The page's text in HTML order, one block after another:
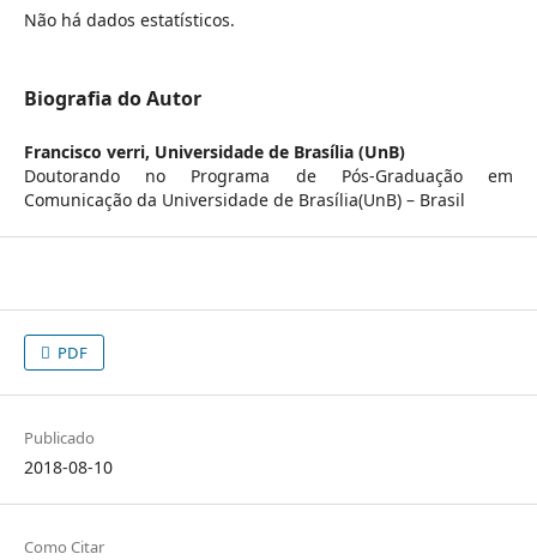
Não há dados estatísticos.
Biografia do Autor
Francisco verri, Universidade de Brasília (UnB)
Doutorando no Programa de Pós-Graduação em
Comunicação da Universidade de Brasília(UnB) – Brasil
PDF
Publicado
2018-08-10
Como Citar